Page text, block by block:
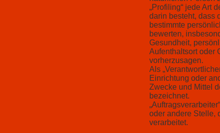
„Profiling“ jede Art
darin besteht, dass
bestimmte
bewerten,
Gesundheit,
Aufenthaltsort oder
vorherzusagen.
Als
Einrichtung oder
Zwecke und Mittel
bezeichnet.
oder andere Stelle,
verarbeitet.